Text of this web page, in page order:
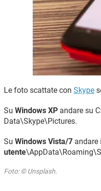
Le foto scattate con Skype
Su Windows XP andare su
Data\Skype\Pictures.
Su Windows Vista/7 andare
utente
Foto: © Unsplash.